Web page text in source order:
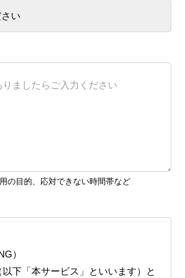
い
の目的、応対できない時間帯など
）
以下「本サービス」といいます）と